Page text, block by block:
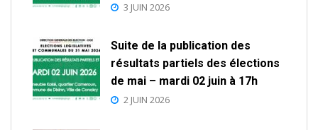
3 JUIN 2026
Suite de la publication des
résultats partiels des élections
de mai – mardi 02 juin à 17h
2 JUIN 2026